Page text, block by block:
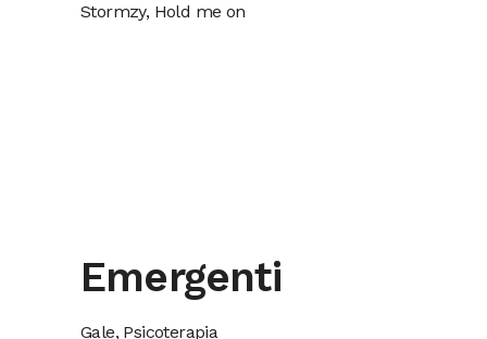
Stormzy, Hold me on
Emergenti
Gale, Psicoterapia